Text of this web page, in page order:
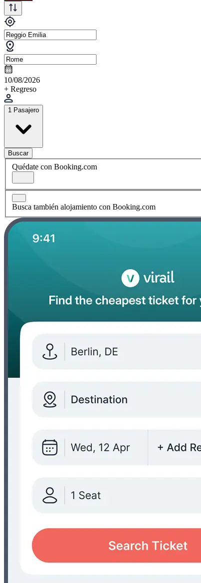
10/08/2026
+ Regreso
1 Pasajero
Buscar
Quédate con Booking.com
Busca también alojamiento con Booking.com